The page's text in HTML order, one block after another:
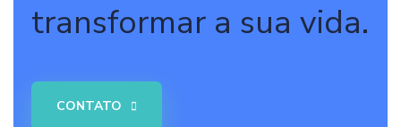
transformar a sua vida.
CONTATO